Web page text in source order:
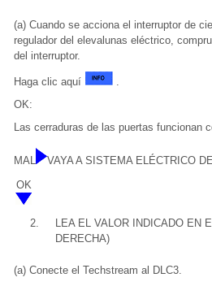
(a) Cuando se acciona el interruptor de
regulador del elevalunas eléctrico,
del interruptor.
Haga clic aquí
.
OK:
Las cerraduras de las puertas funcionan
MAL
VAYA A SISTEMA ELÉCTRICO
OK
2.
LEA EL VALOR INDICADO EN
DERECHA)
(a) Conecte el Techstream al DLC3.